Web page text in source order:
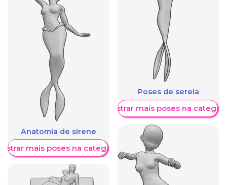
Anatomia de sirene
mais poses na categoria
Poses de sereia
Mostrar mais poses na